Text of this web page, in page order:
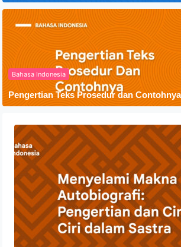
Bahasa Indonesia
Pengertian Teks Prosedur dan Contohnya
Menyelami Makna
Pengertian dan Ciri-
23 Oktober 2023